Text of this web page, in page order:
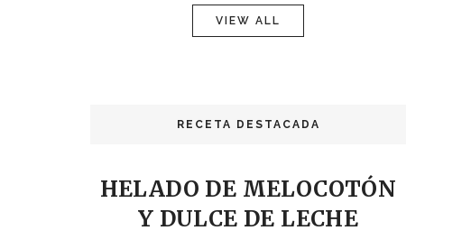
VIEW ALL
RECETA DESTACADA
HELADO DE MELOCOTÓN
Y DULCE DE LECHE